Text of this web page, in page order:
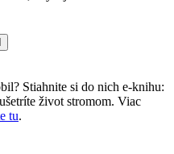
Stiahnite si do nich e-knihu:
život stromom. Viac
tu.